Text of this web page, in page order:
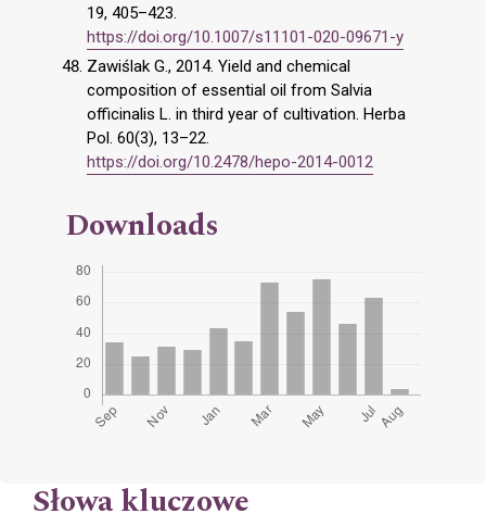
19, 405–423.
https://doi.org/10.1007/s11101-020-09671-y
Zawiślak G., 2014. Yield and chemical
composition of essential oil from Salvia
officinalis L. in third year of cultivation. Herba
Pol. 60(3), 13–22.
https://doi.org/10.2478/hepo-2014-0012
Downloads
Słowa kluczowe